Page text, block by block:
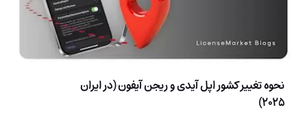
نحوه تغییر کشور اپل آیدی و ریجن آیفون (در ایران
2025)